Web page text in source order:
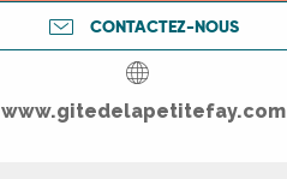
CONTACTEZ-NOUS
www.gitedelapetitefay.com